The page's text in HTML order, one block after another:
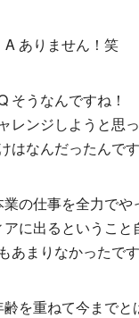
A ありません！笑
そうなんですね！
レンジしようと思
はなんだったんで
の仕事を全力でや
アに出るということ
あまりなかったです
を重ねて今までと